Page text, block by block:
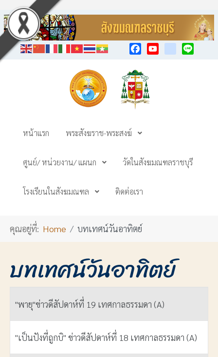
หน้าแรก พระสังฆราช-พระสงฆ์
ศูนย์/ หน่วยงาน/ แผนก วัดในสังฆมณฑลราชบุรี
โรงเรียนในสังฆมณฑล ติดต่อเรา
คุณอยู่ที่: Home บทเทศน์วันอาทิตย์
บทเทศน์วันอาทิตย์
ชื่อ
"พายุ"ข่าวดีสัปดาห์ที่ 19 เทศกาลธรรมดา (A)
"เป็นปังที่ถูกบิ" ข่าวดีสัปดาห์ที่ 18 เทศกาลธรรมดา (A)